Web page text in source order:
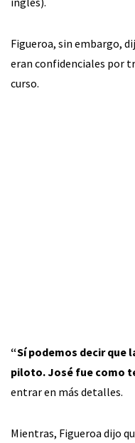
Figueroa, sin embargo,
eran confidenciales por
curso.
“Sí podemos decir que
piloto. José fue como
entrar en más detalles.
Mientras, Figueroa dijo